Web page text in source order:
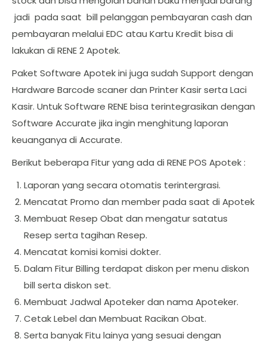
jadi pada saat bill pelanggan pembayaran cash dan
pembayaran melalui EDC atau Kartu Kredit bisa di
lakukan di RENE 2 Apotek.
Paket Software Apotek ini juga sudah Support dengan
Hardware Barcode scaner dan Printer Kasir serta Laci
Kasir. Untuk Software RENE bisa terintegrasikan dengan
Software Accurate jika ingin menghitung laporan
keuanganya di Accurate.
Berikut beberapa Fitur yang ada di RENE POS Apotek :
Laporan yang secara otomatis terintergrasi.
Mencatat Promo dan member pada saat di Apotek
Membuat Resep Obat dan mengatur satatus
Resep serta tagihan Resep.
Mencatat komisi komisi dokter.
Dalam Fitur Billing terdapat diskon per menu diskon
bill serta diskon set.
Membuat Jadwal Apoteker dan nama Apoteker.
Cetak Lebel dan Membuat Racikan Obat.
Serta banyak Fitu lainya yang sesuai dengan